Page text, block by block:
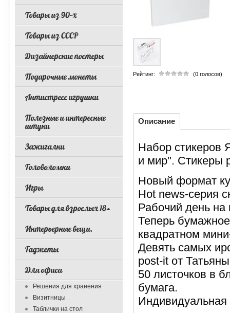
Рейтинг: (0 голосов)
Описание
Набор стикеров
и мир". Стикеры
Новый формат
Hot news-серия
Рабочий день на
Теперь
квадратном
Девять самых
post-it от
50 листочков в
бумага.
Индивидуальная
Товары из 90-х
Товары из СССР
Дизайнерские постеры
Подарочные монеты
Антистресс игрушки
Полезные и интересные
штуки
Зажигалки
Головоломки
Игры
Товары для взрослых 18+
Интерьерные вещи.
Гаджеты
Для офиса
Решения для хранения
Визитницы
Таблички на стол